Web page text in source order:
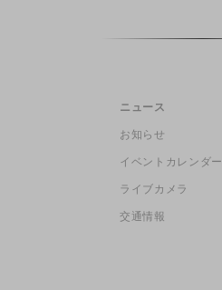
ニュース
お知らせ
イベントカレンダー
ライブカメラ
交通情報